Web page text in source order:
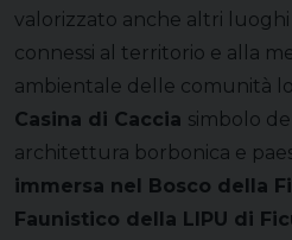
valorizzato anche altri
connessi al territorio e alla
ambientale delle comunità
Casina di Caccia simbolo
architettura borbonica e
immersa nel Bosco della
Faunistico della LIPU di